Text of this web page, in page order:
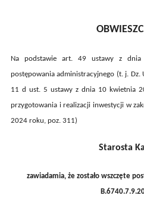
Na podstawie art. 49 ustawy z
postępowania administracyjnego (t. j.
11 d ust. 5 ustawy z dnia 10 kwietnia
przygotowania i realizacji inwestycji w
2024 roku, poz. 311)
Starosta
zawiadamia, że zostało wszczęte